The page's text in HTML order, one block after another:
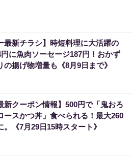
最新チラシ】時短料理に大活躍の
に魚肉ソーセージ187円！おかず
の揚げ物増量も《8月9日まで》
新クーポン情報】500円で「鬼おろ
ースかつ丼」食べられる！最大260
。《7月29日15時スタート》